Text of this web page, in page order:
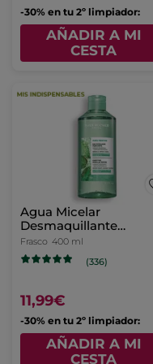
-30% en tu 2º limpiador:
AÑADIR A MI
CESTA
Agua Micelar
Desmaquillante
Purificante
Frasco 400 ml
(336)
11,99€
-30% en tu 2º limpiador:
AÑADIR A MI
CESTA